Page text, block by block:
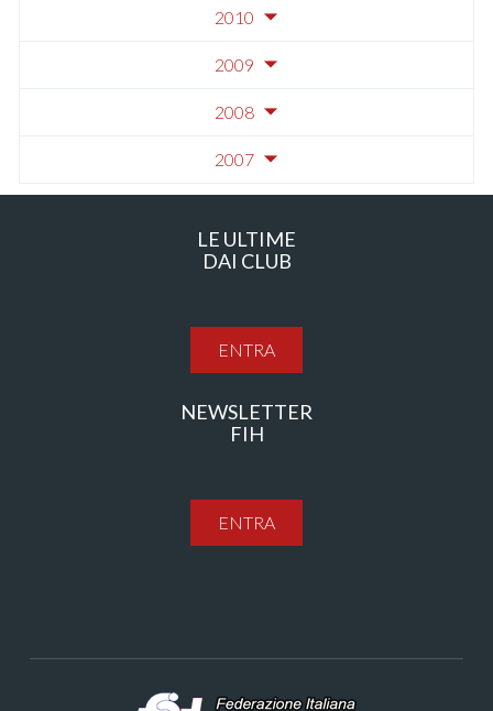
2010
2009
2008
2007
LE ULTIME
DAI CLUB
ENTRA
NEWSLETTER
FIH
ENTRA